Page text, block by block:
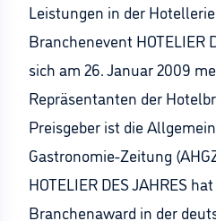
Leistungen in der
Branchenevent HOTELIER
sich am 26. Januar 2009
Repräsentanten der
Preisgeber ist die
Gastronomie-Zeitung
HOTELIER DES JAHRES
Branchenaward in der